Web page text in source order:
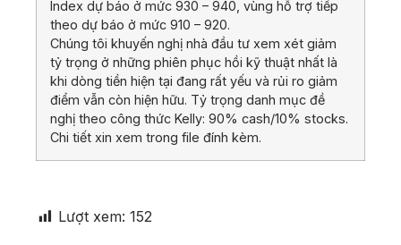
Index dự báo ở mức 930 – 940, vùng hỗ trợ tiếp
theo dự báo ở mức 910 – 920.
Chúng tôi khuyến nghị nhà đầu tư xem xét giảm
tỷ trọng ở những phiên phục hồi kỹ thuật nhất là
khi dòng tiền hiện tại đang rất yếu và rủi ro giảm
điểm vẫn còn hiện hữu. Tỷ trọng danh mục đề
nghị theo công thức Kelly: 90% cash/10% stocks.
Chi tiết xin xem trong file đính kèm.
Lượt xem: 152